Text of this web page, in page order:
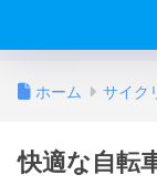
ホーム サイク
快適な自転